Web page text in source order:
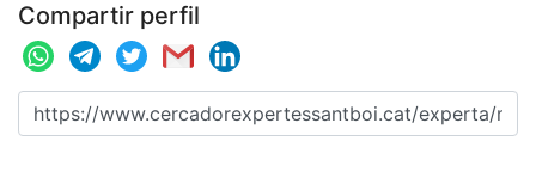
Compartir perfil